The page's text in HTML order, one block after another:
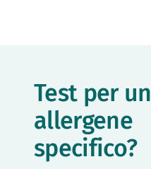
Test per un
allergene
specifico?